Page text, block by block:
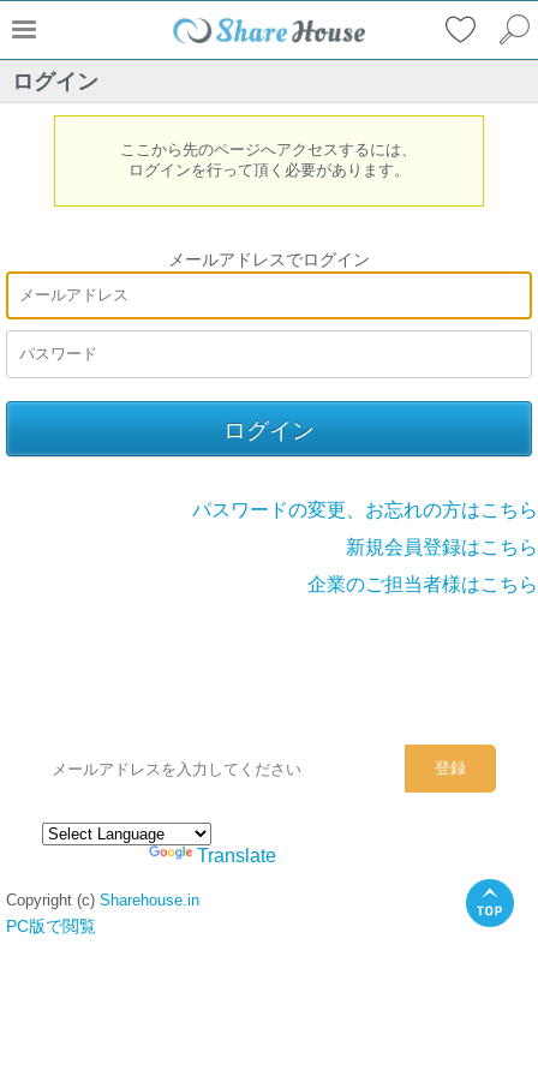
ログイン
ここから先のページへアクセスするには、
ログインを行って頂く必要があります。
メールアドレスでログイン
パスワードの変更、お忘れの方はこちら
新規会員登録はこちら
企業のご担当者様はこちら
Translate
Copyright (c) Sharehouse.in
PC版で閲覧